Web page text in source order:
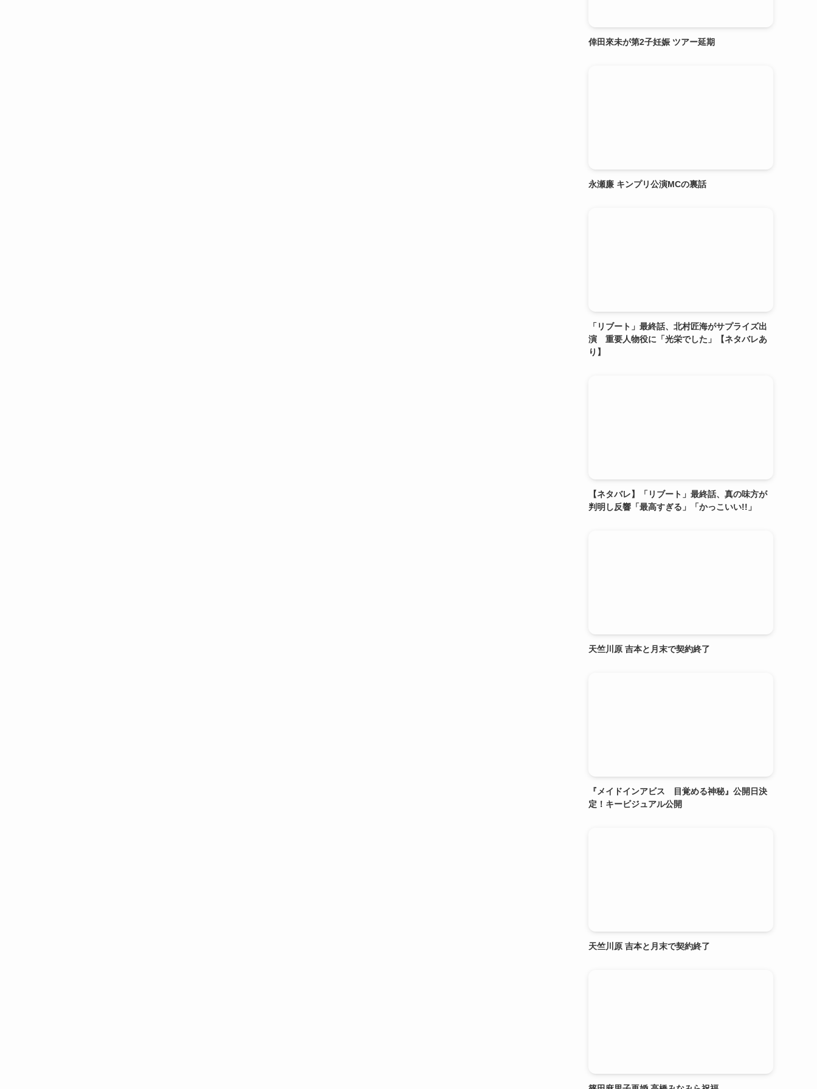
倖田來未が第2子妊娠 ツアー延期
永瀬廉 キンプリ公演MCの裏話
「リブート」最終話、北村匠海がサプライズ出
演 重要人物役に「光栄でした」【ネタバレあ
り】
【ネタバレ】「リブート」最終話、真の味方が
判明し反響「最高すぎる」「かっこいい!!」
天竺川原 吉本と月末で契約終了
『メイドインアビス 目覚める神秘』公開日決
定！キービジュアル公開
天竺川原 吉本と月末で契約終了